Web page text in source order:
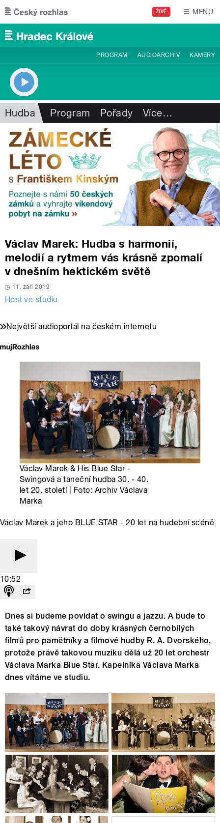
Přejít k hlavnímu obsahu
ŽIVĚ MENU
PROGRAM AUDIOARCHIV KAMERY
Hudba Program Pořady Více…
Václav Marek: Hudba s harmonií,
melodií a rytmem vás krásně zpomalí
v dnešním hektickém světě
11. září 2019
Host ve studiu
Největší audioportál na českém internetu
Václav Marek & His Blue Star -
Swingová a taneční hudba 30. - 40.
let 20. století | Foto: Archiv Václava
Marka
Václav Marek a jeho BLUE STAR - 20 let na hudební scéně
10:52
Dnes si budeme povídat o swingu a jazzu. A bude to
také takový návrat do doby krásných černobílých
filmů pro pamětníky a filmové hudby R. A. Dvorského,
protože právě takovou muziku dělá už 20 let orchestr
Václava Marka Blue Star. Kapelníka Václava Marka
dnes vítáme ve studiu.